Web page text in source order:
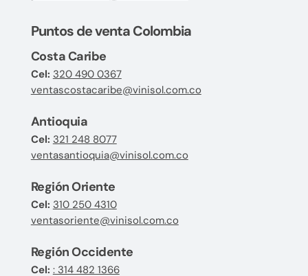
Puntos de venta Colombia
Costa Caribe
Cel: 320 490 0367
ventascostacaribe@vinisol.com.co
Antioquia
Cel: 321 248 8077
ventasantioquia@vinisol.com.co
Región Oriente
Cel: 310 250 4310
ventasoriente@vinisol.com.co
Región Occidente
Cel: : 314 482 1366